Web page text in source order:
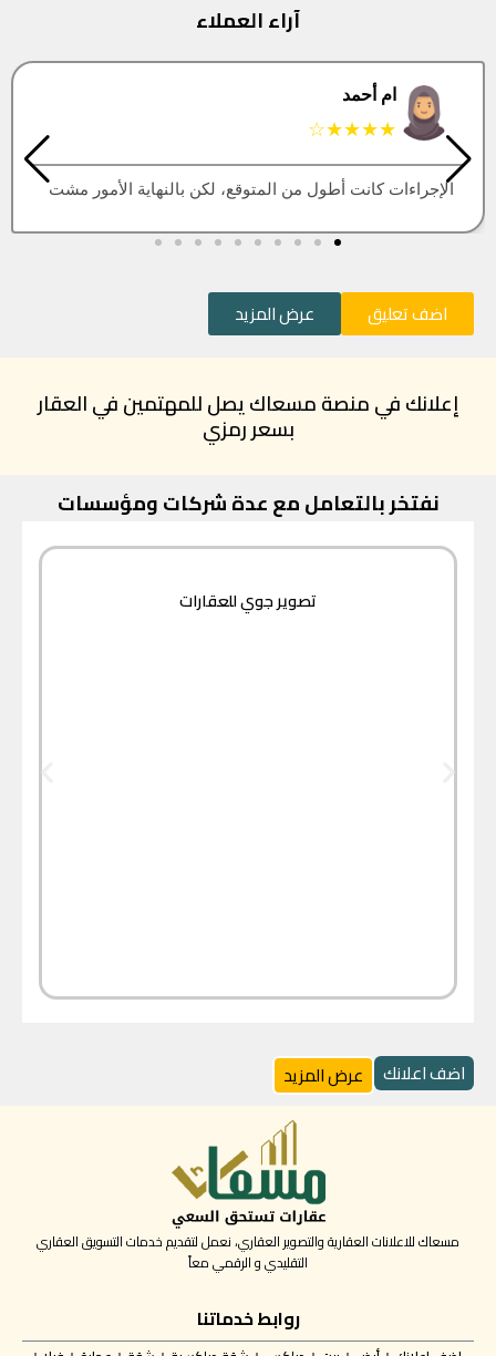
آراء العملاء
البتول
★★★★★
العقار اللي كنت أبيه طلع مباع، أتمنى التحديث يكون أسرع
اضف تعليق عرض المزيد
إعلانك في منصة مسعاك يصل للمهتمين في العقار
بسعر رمزي
نفتخر بالتعامل مع عدة شركات ومؤسسات
تصوير جوي للعقارات
اضف اعلانك عرض المزيد
مسعاك للاعلانات العقارية والتصوير العقاري، نعمل لتقديم خدمات التسويق العقاري
التقليدي و الرقمي معاً
روابط خدماتنا